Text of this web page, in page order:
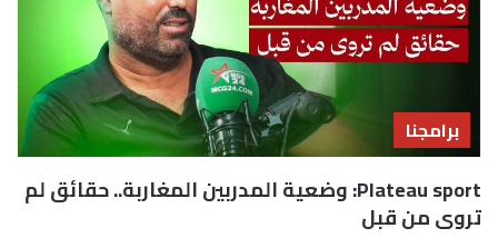
برامجنا
Plateau sport: وضعية المدربين المغاربة.. حقائق لم
تروى من قبل